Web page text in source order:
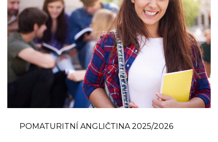
POMATURITNÍ ANGLIČTINA 2025/2026